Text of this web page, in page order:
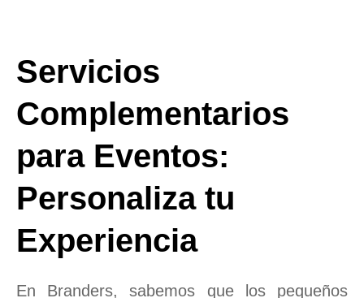
Servicios
Complementarios
para Eventos:
Personaliza tu
Experiencia
En Branders, sabemos que los pequeños